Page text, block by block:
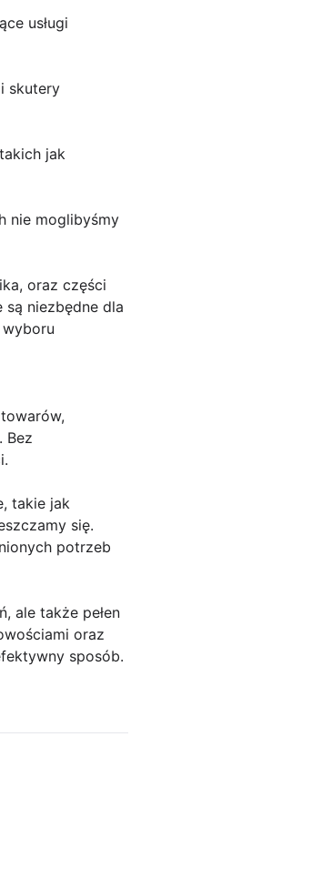
usługi
skutery
jak
nie moglibyśmy
oraz części
niezbędne dla
Bez
takie jak
się.
potrzeb
ale także pełen
oraz
sposób.